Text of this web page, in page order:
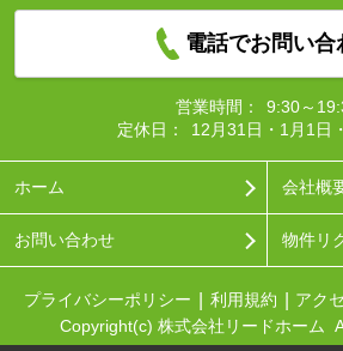
電話でお問い合
営業時間：
9:30～
定休日：
12月31日・1月1日
ホーム 会社概
お問い合わせ 物件リ
プライバシーポリシー 利用規約 アク
Copyright(c) 株式会社リードホーム